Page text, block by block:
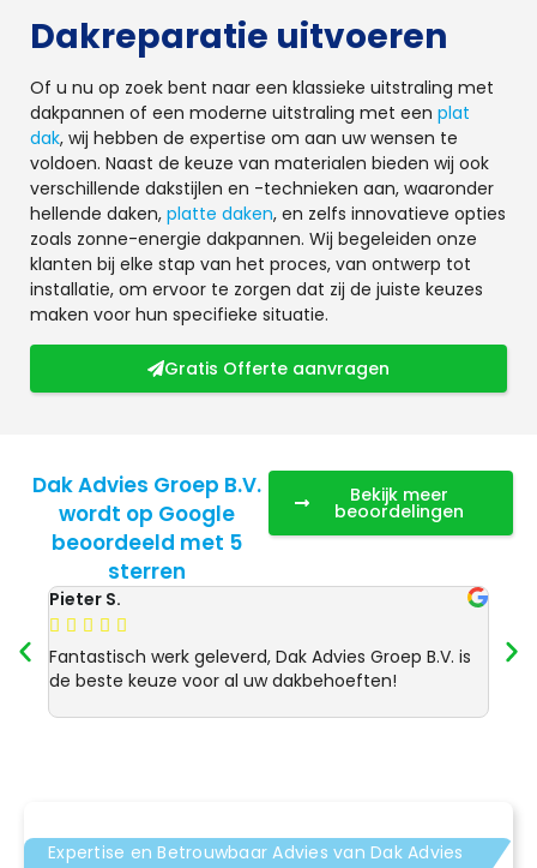
Dakreparatie uitvoeren
Of u nu op zoek bent naar een klassieke uitstraling met
dakpannen of een moderne uitstraling met een plat
dak, wij hebben de expertise om aan uw wensen te
voldoen. Naast de keuze van materialen bieden wij ook
verschillende dakstijlen en -technieken aan, waaronder
hellende daken, platte daken, en zelfs innovatieve opties
zoals zonne-energie dakpannen. Wij begeleiden onze
klanten bij elke stap van het proces, van ontwerp tot
installatie, om ervoor te zorgen dat zij de juiste keuzes
maken voor hun specifieke situatie.
Gratis Offerte aanvragen
Dak Advies Groep B.V.
wordt op Google
beoordeeld met 5
sterren
Bekijk meer
beoordelingen
Pieter S.
    
Fantastisch werk geleverd, Dak Advies Groep B.V. is
de beste keuze voor al uw dakbehoeften!
Expertise en Betrouwbaar Advies van Dak Advies